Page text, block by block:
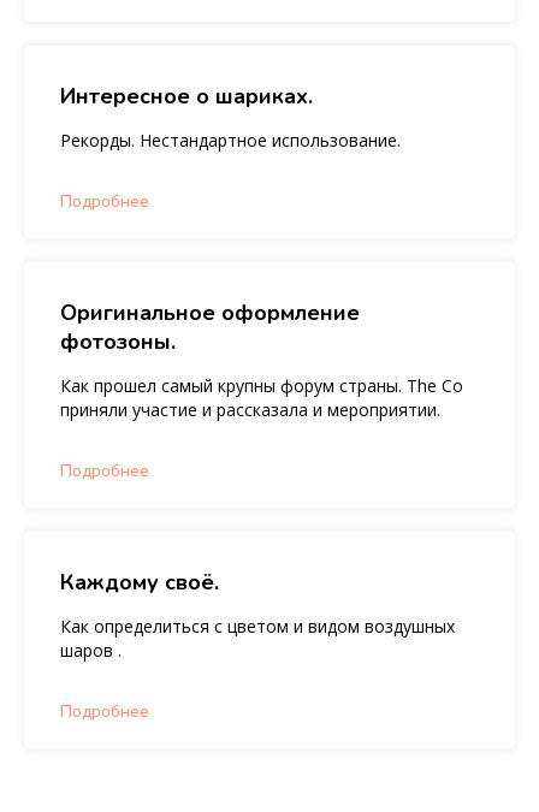
Интересное о шариках.
Рекорды. Нестандартное использование.
Подробнее
Оригинальное оформление
фотозоны.
Как прошел самый крупны форум страны. The Co
приняли участие и рассказала и мероприятии.
Подробнее
Каждому своё.
Как определиться с цветом и видом воздушных
шаров .
Подробнее